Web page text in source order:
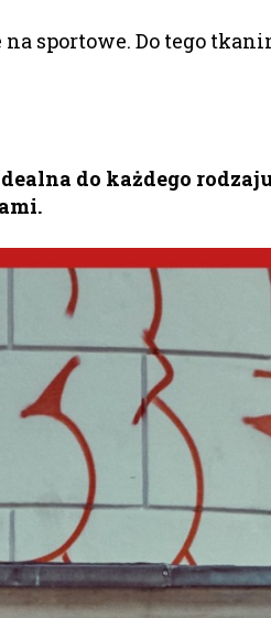
sportowe. Do tego
do każdego